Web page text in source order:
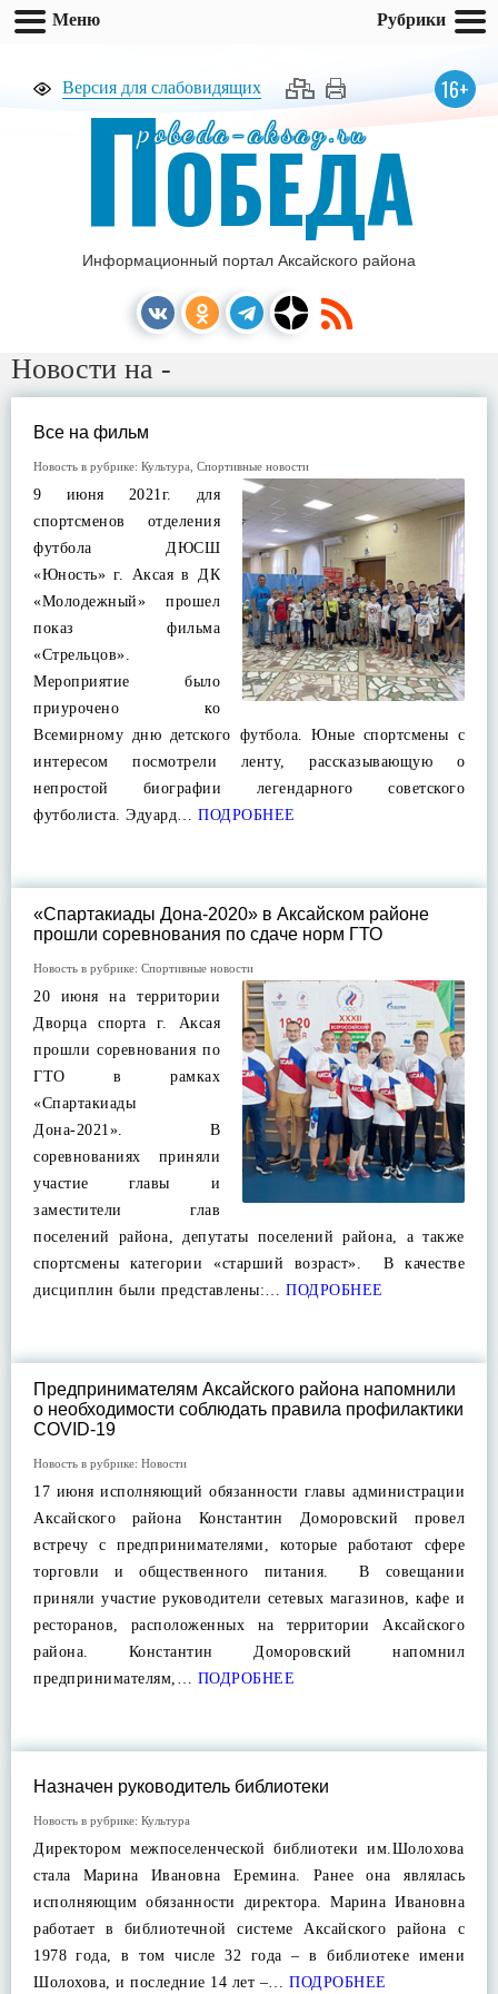
Версия для слабовидящих 16+
pobeda-aksay.ru
ПОБЕДА
Информационный портал Аксайского района
Новости на -
Все на фильм
Новость в рубрике: Культура Спортивные новости
9 июня 2021г. для
спортсменов отделения
футбола ДЮСШ
«Юность» г. Аксая в ДК
«Молодежный» прошел
показ фильма
«Стрельцов».
Мероприятие было
приурочено ко
Всемирному дню детского футбола. Юные спортсмены с
интересом посмотрели ленту, рассказывающую о
непростой биографии легендарного советского
футболиста. Эдуард… ПОДРОБНЕЕ
«Спартакиады Дона-2020» в Аксайском районе
прошли соревнования по сдаче норм ГТО
Новость в рубрике: Спортивные новости
20 июня на территории
Дворца спорта г. Аксая
прошли соревнования по
ГТО в рамках
«Спартакиады
Дона-2021». В
соревнованиях приняли
участие главы и
заместители глав
поселений района, депутаты поселений района, а также
спортсмены категории «старший возраст». В качестве
дисциплин были представлены:… ПОДРОБНЕЕ
Предпринимателям Аксайского района напомнили
о необходимости соблюдать правила профилактики
COVID-19
Новость в рубрике: Новости
17 июня исполняющий обязанности главы администрации
Аксайского района Константин Доморовский провел
встречу с предпринимателями, которые работают сфере
торговли и общественного питания. В совещании
приняли участие руководители сетевых магазинов, кафе и
ресторанов, расположенных на территории Аксайского
района. Константин Доморовский напомнил
предпринимателям,… ПОДРОБНЕЕ
Назначен руководитель библиотеки
Новость в рубрике: Культура
Директором межпоселенческой библиотеки им.Шолохова
стала Марина Ивановна Еремина. Ранее она являлась
исполняющим обязанности директора. Марина Ивановна
работает в библиотечной системе Аксайского района с
1978 года, в том числе 32 года – в библиотеке имени
Шолохова, и последние 14 лет –… ПОДРОБНЕЕ
Меню Рубрики